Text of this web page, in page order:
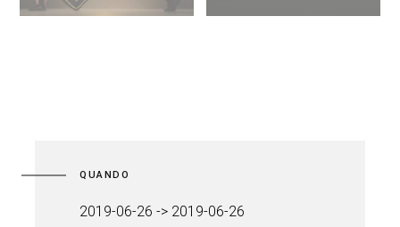
QUANDO
2019-06-26 -> 2019-06-26